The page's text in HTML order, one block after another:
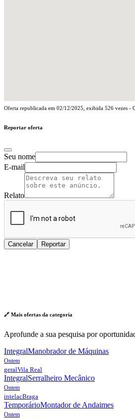
Oferta republicada em 02/12/2025 , exibida 526 vezes -
Reportar oferta
Seu nome
E-mail
Relato
Cancelar Reportar
🔗 Mais ofertas da categoria
Aprofunde a sua pesquisa por
IntegralManobrador de Máquinas
Ontem
geralVila Real
IntegralSerralheiro Mecânico
Ontem
intelacBraga
TemporárioMontador de Andaimes
Ontem